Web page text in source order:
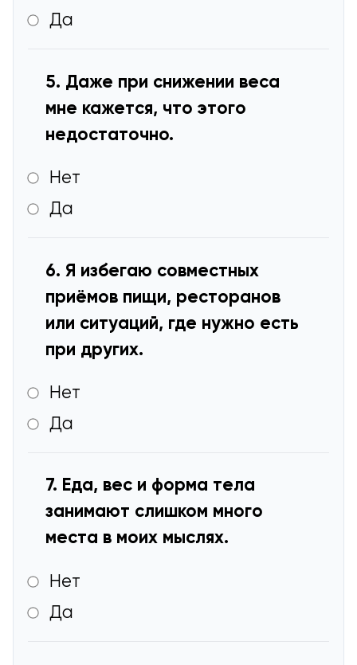
Да
5. Даже при снижении веса
мне кажется, что этого
недостаточно.
Нет
Да
6. Я избегаю совместных
приёмов пищи, ресторанов
или ситуаций, где нужно есть
при других.
Нет
Да
7. Еда, вес и форма тела
занимают слишком много
места в моих мыслях.
Нет
Да